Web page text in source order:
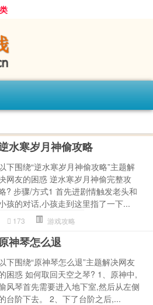
水寒岁月神偷攻略
下围绕“逆水寒岁月神偷攻略”主题解
网友的困惑 逆水寒岁月神偷完整攻
? 步骤/方式1 首先进剧情触发老头和
孩的对话,小孩走到这里指了一下...
173 游戏攻略
神琴怎么退
下围绕“原神琴怎么退”主题解决网友
困惑 如何取回天空之琴? 1、原神中,
风琴首先需要进入地下室,然后从左侧
台阶下去。 2、下了台阶之后,...